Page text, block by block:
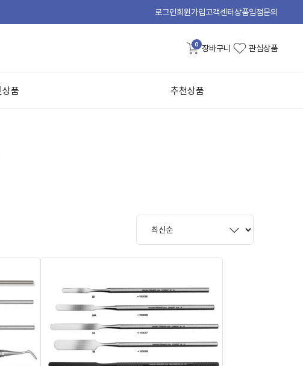
로그인회원가입고객센터상품입점문의
0 장바구니 관심상품
상품 추천상품